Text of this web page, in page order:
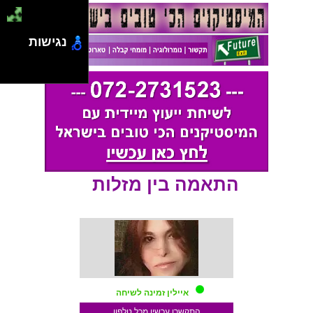
התאמה בין מזלות
איילין זמינה לשיחה
נגישות